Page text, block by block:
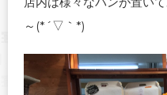
～(*´▽｀*)